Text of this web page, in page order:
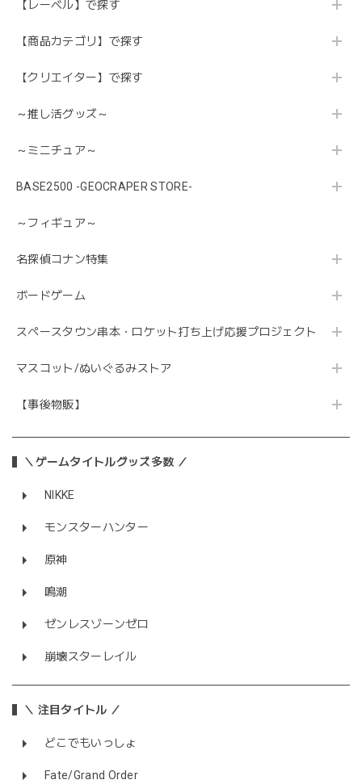
【レーベル】で探す
【商品カテゴリ】で探す
【クリエイター】で探す
～推し活グッズ～
～ミニチュア～
BASE2500 -GEOCRAPER STORE-
～フィギュア～
名探偵コナン特集
ボードゲーム
スペースタウン串本・ロケット打ち上げ応援プロジェクト
マスコット/ぬいぐるみストア
【事後物販】
＼ゲームタイトルグッズ多数 ／
NIKKE
モンスターハンター
原神
鳴潮
ゼンレスゾーンゼロ
崩壊スターレイル
＼ 注目タイトル ／
どこでもいっしょ
Fate/Grand Order